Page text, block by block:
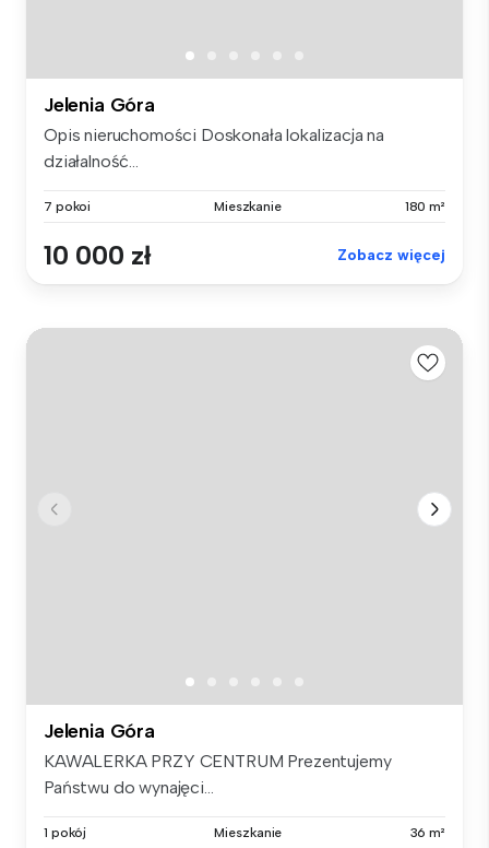
Jelenia Góra
Opis nieruchomości Doskonała lokalizacja na
działalność...
7 pokoi Mieszkanie 180 m²
10 000 zł Zobacz więcej
Jelenia Góra
KAWALERKA PRZY CENTRUM Prezentujemy
Państwu do wynajęci...
1 pokój Mieszkanie 36 m²